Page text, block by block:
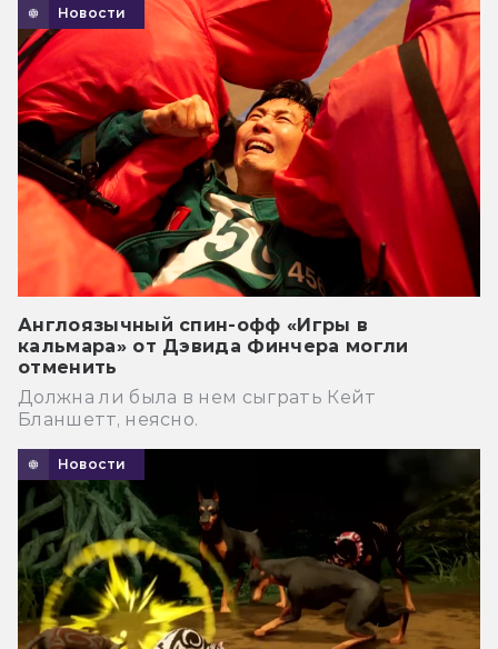
Новости
Англоязычный спин-офф «Игры в
кальмара» от Дэвида Финчера могли
отменить
Должна ли была в нем сыграть Кейт
Бланшетт, неясно.
Новости